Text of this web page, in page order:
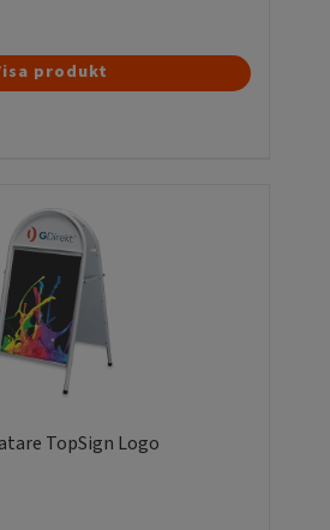
Den
här
varianter.
De
olika
alternativen
kan
väljas
på
produkt
TopSign Logo